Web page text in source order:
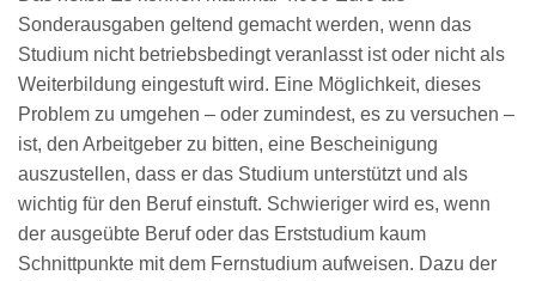
Sonderausgaben geltend gemacht werden, wenn das
Studium nicht betriebsbedingt veranlasst ist oder nicht als
Weiterbildung eingestuft wird. Eine Möglichkeit, dieses
Problem zu umgehen – oder zumindest, es zu versuchen –
ist, den Arbeitgeber zu bitten, eine Bescheinigung
auszustellen, dass er das Studium unterstützt und als
wichtig für den Beruf einstuft. Schwieriger wird es, wenn
der ausgeübte Beruf oder das Erststudium kaum
Schnittpunkte mit dem Fernstudium aufweisen. Dazu der